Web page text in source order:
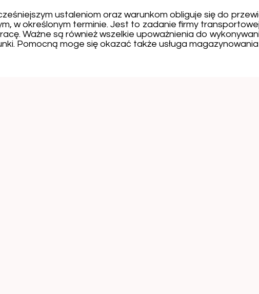
ustaleniom oraz warunkom obliguje się do
w określonym terminie. Jest to zadanie firmy
Ważne są również wszelkie upoważnienia do
Pomocną moge się okazać także usługa